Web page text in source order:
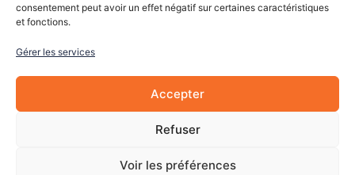
consentement peut avoir un effet négatif sur certaines caractéristiques
et fonctions.
Gérer les services
Accepter
Refuser
Voir les préférences
Informations
À Propos de nous
Blog
Mentions légales